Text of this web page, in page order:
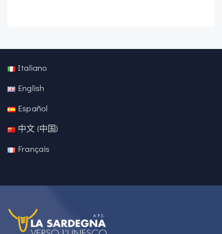
Italiano
English
Español
中文 (中国)
Français